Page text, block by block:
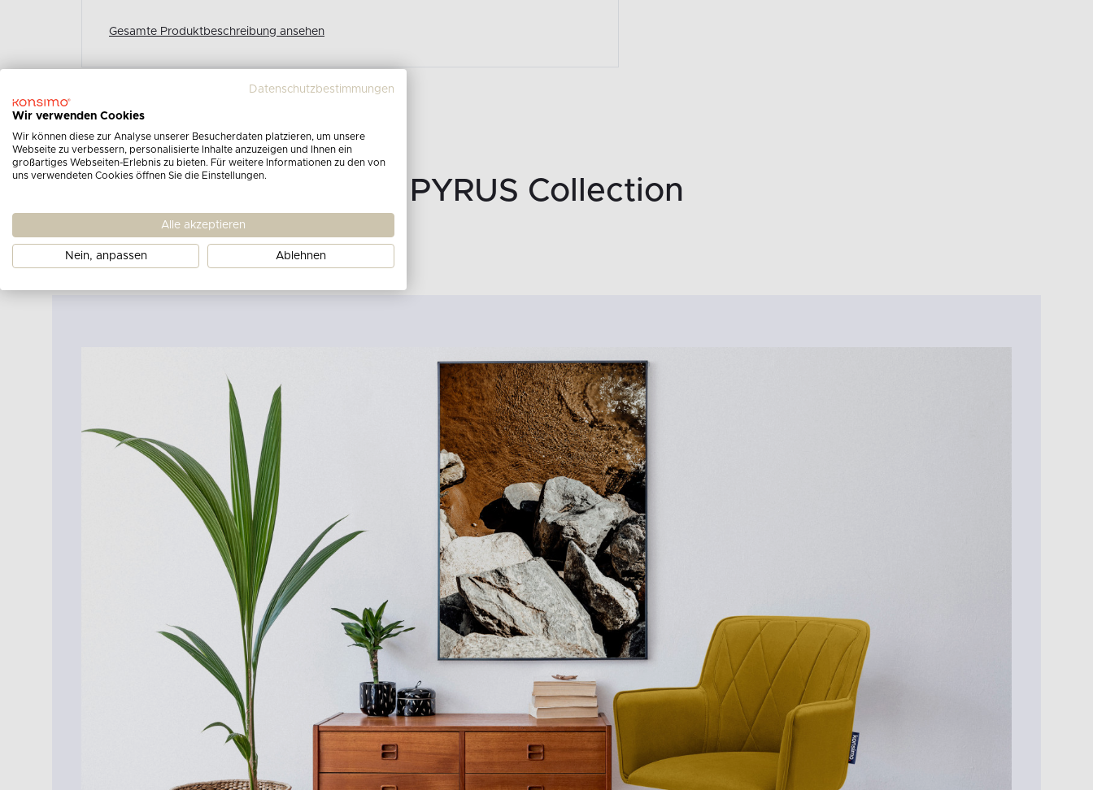
Gesamte Produktbeschreibung ansehen
PYRUS Collection
Datenschutzbestimmungen
Wir verwenden Cookies
Wir können diese zur Analyse unserer Besucherdaten platzieren, um unsere
Webseite zu verbessern, personalisierte Inhalte anzuzeigen und Ihnen ein
großartiges Webseiten-Erlebnis zu bieten. Für weitere Informationen zu den von
uns verwendeten Cookies öffnen Sie die Einstellungen.
Alle akzeptieren
Nein, anpassen Ablehnen